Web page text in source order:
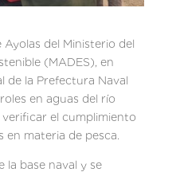
Ayolas del Ministerio del
(MADES), en
de la Prefectura Naval
en aguas del río
el cumplimiento
en materia de pesca.
la base naval y se